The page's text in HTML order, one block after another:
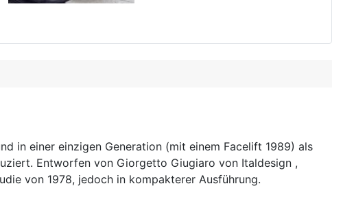
in einer einzigen Generation (mit einem Facelift 1989) als
Entworfen von Giorgetto Giugiaro von Italdesign ,
von 1978, jedoch in kompakterer Ausführung.